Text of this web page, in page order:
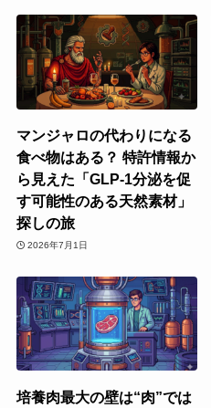
マンジャロの代わりになる
食べ物はある？ 特許情報か
ら見えた「GLP-1分泌を促
す可能性のある天然素材」
探しの旅
2026年7月1日
培養肉最大の壁は“肉”では